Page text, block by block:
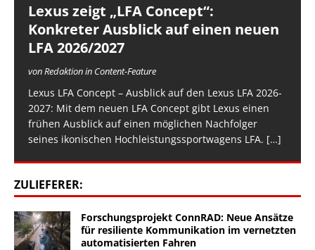
Lexus zeigt „LFA Concept“:
Konkreter Ausblick auf einen neuen
LFA 2026/2027
von Redaktion in Content-Feature
Lexus LFA Concept – Ausblick auf den Lexus LFA 2026-
2027: Mit dem neuen LFA Concept gibt Lexus einen
frühen Ausblick auf einen möglichen Nachfolger
seines ikonischen Hochleistungssportwagens LFA. […]
ZULIEFERER:
Forschungsprojekt ConnRAD: Neue Ansätze
für resiliente Kommunikation im vernetzten
automatisierten Fahren